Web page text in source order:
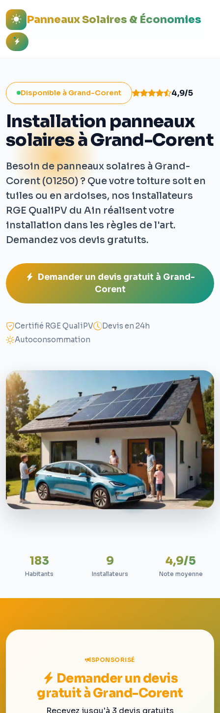
Panneaux Solaires & Économies
Disponible à Grand-Corent 4,9/5
Installation panneaux
solaires à Grand-Corent
Besoin de panneaux solaires à Grand-
Corent (01250) ? Que votre toiture soit en
tuiles ou en ardoises, nos installateurs
RGE QualiPV du Ain réalisent votre
installation dans les règles de l'art.
Demandez vos devis gratuits.
Demander un devis gratuit à Grand-
Corent
Certifié RGE QualiPV
Devis en 24h
Autoconsommation
183
Habitants
9
Installateurs
4,9/5
Note moyenne
SPONSORISÉ
Demander un devis
gratuit à Grand-Corent
Recevez jusqu'à 3 devis gratuits